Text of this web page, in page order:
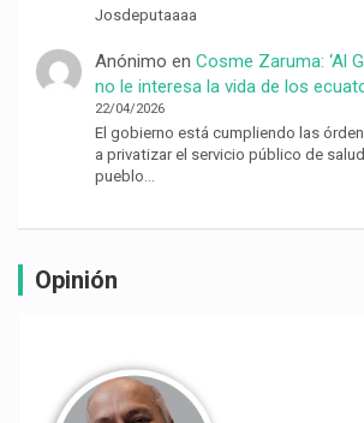
Josdeputaaaa
Anónimo en Cosme Zaruma: ‘Al
no le interesa la vida de los
22/04/2026
El gobierno está cumpliendo las
a privatizar el servicio público de
pueblo…
Opinión